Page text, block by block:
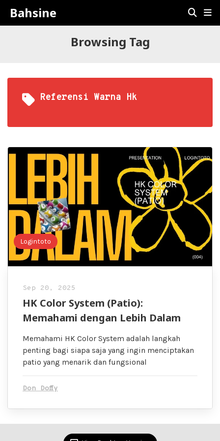
Bahsine
Browsing Tag
Referensi Warna Hk
Logintoto
Sep 20, 2025
HK Color System (Patio):
Memahami dengan Lebih Dalam
Memahami HK Color System adalah langkah
penting bagi siapa saja yang ingin menciptakan
patio yang menarik dan fungsional
Don Doffy